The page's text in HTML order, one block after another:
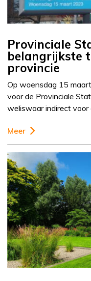
Provinciale
belangrijkste
provincie
Op woensdag 15
voor de Provinciale
weliswaar indirect voor
Meer